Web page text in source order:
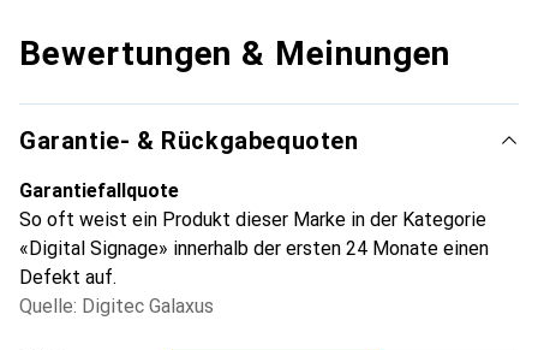
Bewertungen & Meinungen
Garantie- & Rückgabequoten
Garantiefallquote
So oft weist ein Produkt dieser Marke in der Kategorie
«Digital Signage» innerhalb der ersten 24 Monate einen
Defekt auf.
Quelle: Digitec Galaxus